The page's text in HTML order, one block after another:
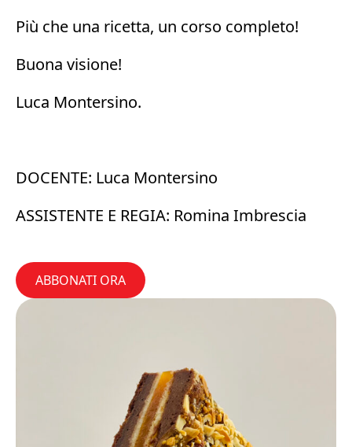
Più che una ricetta, un corso completo!
Buona visione!
Luca Montersino.
DOCENTE: Luca Montersino
ASSISTENTE E REGIA: Romina Imbrescia
ABBONATI ORA